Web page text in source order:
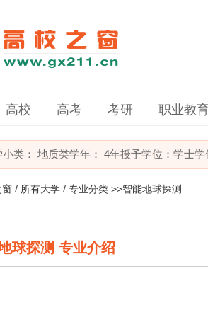
高校 高考 考研 职业教育
小类： 地质类学年： 4年授予学位：学士学
窗 / 所有大学 / 专业分类 >>智能地球探测
球探测 专业介绍